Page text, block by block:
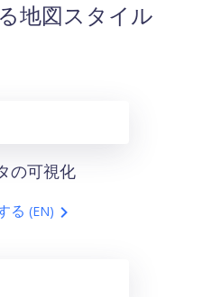
地図スタイル
の可視化
る (EN)